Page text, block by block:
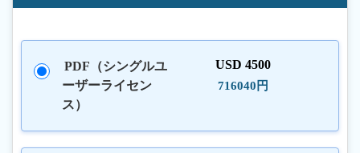
PDF（シングルユ
ーザーライセン
ス）
USD 4500
716040円